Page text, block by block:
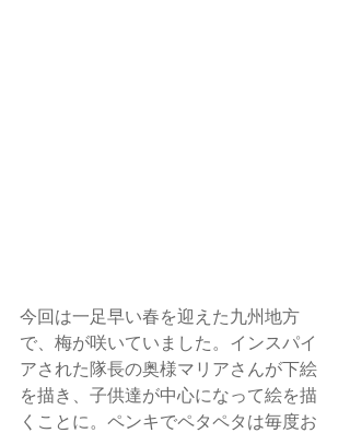
今回は一足早い春を迎えた九州地方
で、梅が咲いていました。インスパイ
アされた隊長の奥様マリアさんが下絵
を描き、子供達が中心になって絵を描
くことに。ペンキでペタペタは毎度お